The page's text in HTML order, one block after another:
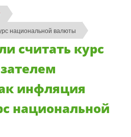
национальной валюты
считать курс
инфляция
национальной